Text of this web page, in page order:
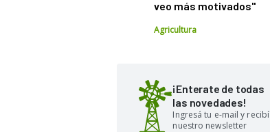
veo más motivados"
Agricultura
¡Enterate de todas
las novedades!
Ingresá tu e-mail y recibí
nuestro newsletter